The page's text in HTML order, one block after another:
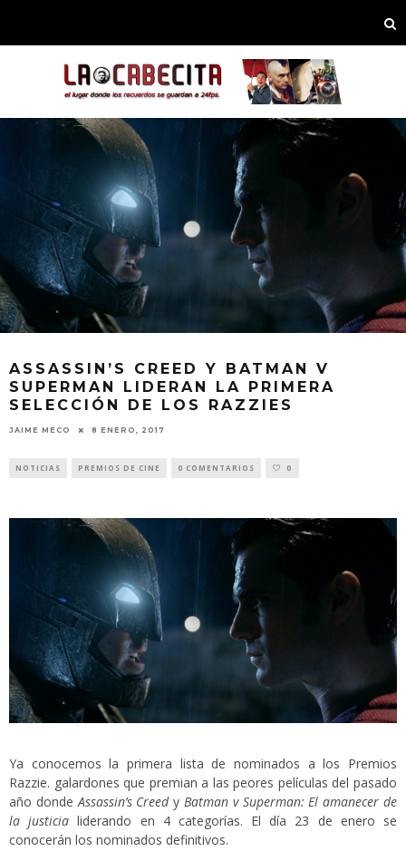
ASSASSIN’S CREED Y BATMAN V
SUPERMAN LIDERAN LA PRIMERA
SELECCIÓN DE LOS RAZZIES
JAIME MECO 8 ENERO, 2017
NOTICIAS PREMIOS DE CINE 0 COMENTARIOS 0
Ya conocemos la primera lista de nominados a los Premios
Razzie. galardones que premian a las peores películas del pasado
año donde Assassin’s Creedy Batman v Superman: El amanecer de
la justicia liderando en 4 categorías. El día 23 de enero se
conocerán los nominados definitivos.